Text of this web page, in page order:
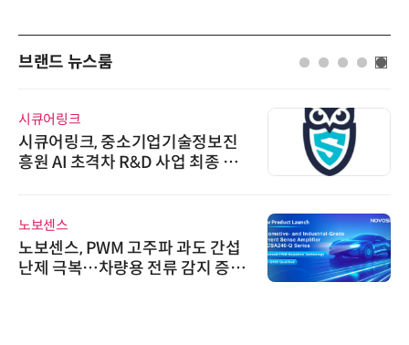
브랜드 뉴스룸
시큐어링크
시큐어링크, 중소기업기술정보진
흥원 AI 초격차 R&D 사업 최종 선
노보센스
노보센스, PWM 고주파 과도 간섭
난제 극복…차량용 전류 감지 증폭